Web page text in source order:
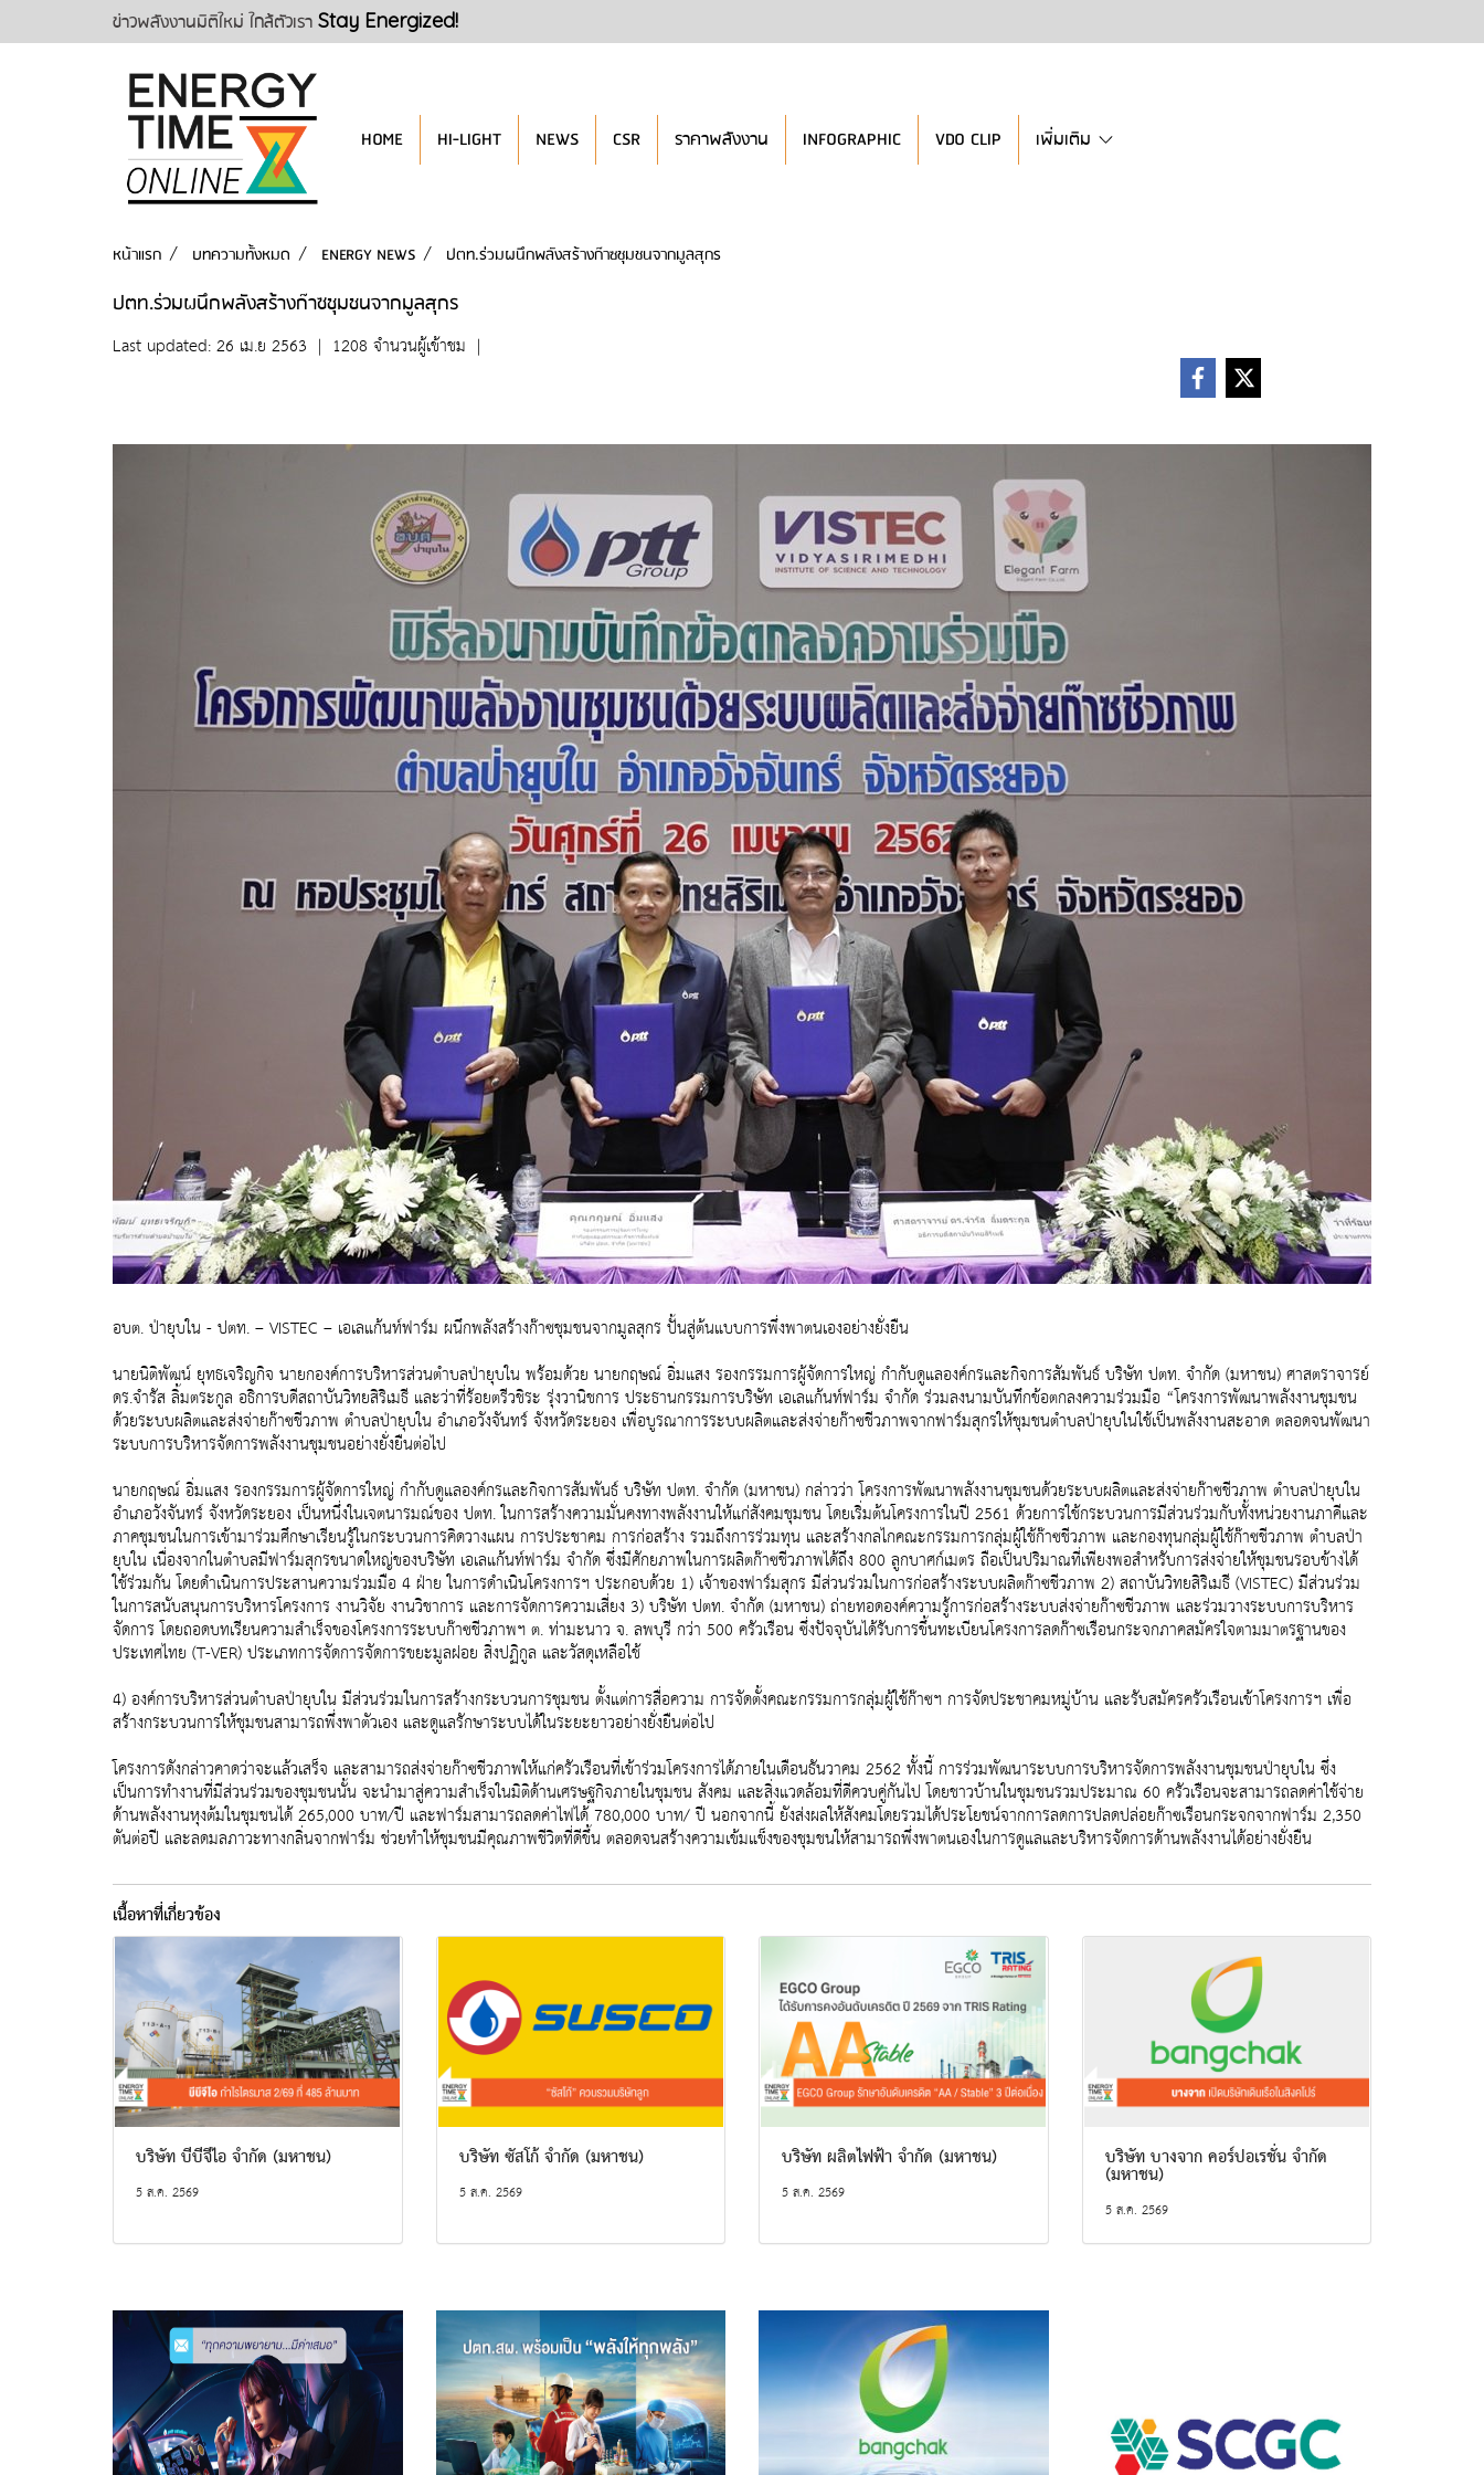
ข่าวพลังงานมิติใหม่ ใกล้ตัวเรา Stay Energized!
HOME HI-LIGHT NEWS CSR ราคาพลังงาน INFOGRAPHIC VDO CLIP เพิ่มเติม
หน้าแรก บทความทั้งหมด ENERGY NEWS ปตท.ร่วมผนึกพลังสร้างก๊าซชุมชนจากมูลสุกร
ปตท.ร่วมผนึกพลังสร้างก๊าซชุมชนจากมูลสุกร
Last updated: 26 เม.ย 2563 | 1208 จำนวนผู้เข้าชม |
อบต. ป่ายุบใน - ปตท. – VISTEC – เอเลแก้นท์ฟาร์ม ผนึกพลังสร้างก๊าซชุมชนจากมูลสุกร ปั้นสู่ต้นแบบการพึ่งพาตนเองอย่างยั่งยืน
นายนิติพัฒน์ ยุทธเจริญกิจ นายกองค์การบริหารส่วนตำบลป่ายุบใน พร้อมด้วย นายกฤษณ์ อิ่มแสง รองกรรมการผู้จัดการใหญ่ กำกับดูแลองค์กรและกิจการสัมพันธ์ บริษัท ปตท. จำกัด (มหาชน) ศาสตราจารย์
ดร.จำรัส ลิ้มตระกูล อธิการบดีสถาบันวิทยสิริเมธี และว่าที่ร้อยตรีวชิระ รุ่งวานิชการ ประธานกรรมการบริษัท เอเลแก้นท์ฟาร์ม จำกัด ร่วมลงนามบันทึกข้อตกลงความร่วมมือ “โครงการพัฒนาพลังงานชุมชน
ด้วยระบบผลิตและส่งจ่ายก๊าซชีวภาพ ตำบลป่ายุบใน อำเภอวังจันทร์ จังหวัดระยอง เพื่อบูรณาการระบบผลิตและส่งจ่ายก๊าซชีวภาพจากฟาร์มสุกรให้ชุมชนตำบลป่ายุบในใช้เป็นพลังงานสะอาด ตลอดจนพัฒนา
ระบบการบริหารจัดการพลังงานชุมชนอย่างยั่งยืนต่อไป
นายกฤษณ์ อิ่มแสง รองกรรมการผู้จัดการใหญ่ กำกับดูแลองค์กรและกิจการสัมพันธ์ บริษัท ปตท. จำกัด (มหาชน) กล่าวว่า โครงการพัฒนาพลังงานชุมชนด้วยระบบผลิตและส่งจ่ายก๊าซชีวภาพ ตำบลป่ายุบใน
อำเภอวังจันทร์ จังหวัดระยอง เป็นหนึ่งในเจตนารมณ์ของ ปตท. ในการสร้างความมั่นคงทางพลังงานให้แก่สังคมชุมชน โดยเริ่มต้นโครงการในปี 2561 ด้วยการใช้กระบวนการมีส่วนร่วมกับทั้งหน่วยงานภาคีและ
ภาคชุมชนในการเข้ามาร่วมศึกษาเรียนรู้ในกระบวนการคิดวางแผน การประชาคม การก่อสร้าง รวมถึงการร่วมทุน และสร้างกลไกคณะกรรมการกลุ่มผู้ใช้ก๊าซชีวภาพ และกองทุนกลุ่มผู้ใช้ก๊าซชีวภาพ ตำบลป่า
ยุบใน เนื่องจากในตำบลมีฟาร์มสุกรขนาดใหญ่ของบริษัท เอเลแก้นท์ฟาร์ม จำกัด ซึ่งมีศักยภาพในการผลิตก๊าซชีวภาพได้ถึง 800 ลูกบาศก์เมตร ถือเป็นปริมาณที่เพียงพอสำหรับการส่งจ่ายให้ชุมชนรอบข้างได้
ใช้ร่วมกัน โดยดำเนินการประสานความร่วมมือ 4 ฝ่าย ในการดำเนินโครงการฯ ประกอบด้วย 1) เจ้าของฟาร์มสุกร มีส่วนร่วมในการก่อสร้างระบบผลิตก๊าซชีวภาพ 2) สถาบันวิทยสิริเมธี (VISTEC) มีส่วนร่วม
ในการสนับสนุนการบริหารโครงการ งานวิจัย งานวิชาการ และการจัดการความเสี่ยง 3) บริษัท ปตท. จำกัด (มหาชน) ถ่ายทอดองค์ความรู้การก่อสร้างระบบส่งจ่ายก๊าซชีวภาพ และร่วมวางระบบการบริหาร
จัดการ โดยถอดบทเรียนความสำเร็จของโครงการระบบก๊าซชีวภาพฯ ต. ท่ามะนาว จ. ลพบุรี กว่า 500 ครัวเรือน ซึ่งปัจจุบันได้รับการขึ้นทะเบียนโครงการลดก๊าซเรือนกระจกภาคสมัครใจตามมาตรฐานของ
ประเทศไทย (T-VER) ประเภทการจัดการจัดการขยะมูลฝอย สิ่งปฏิกูล และวัสดุเหลือใช้
4) องค์การบริหารส่วนตำบลป่ายุบใน มีส่วนร่วมในการสร้างกระบวนการชุมชน ตั้งแต่การสื่อความ การจัดตั้งคณะกรรมการกลุ่มผู้ใช้ก๊าซฯ การจัดประชาคมหมู่บ้าน และรับสมัครครัวเรือนเข้าโครงการฯ เพื่อ
สร้างกระบวนการให้ชุมชนสามารถพึ่งพาตัวเอง และดูแลรักษาระบบได้ในระยะยาวอย่างยั่งยืนต่อไป
โครงการดังกล่าวคาดว่าจะแล้วเสร็จ และสามารถส่งจ่ายก๊าซชีวภาพให้แก่ครัวเรือนที่เข้าร่วมโครงการได้ภายในเดือนธันวาคม 2562 ทั้งนี้ การร่วมพัฒนาระบบการบริหารจัดการพลังงานชุมชนป่ายุบใน ซึ่ง
เป็นการทำงานที่มีส่วนร่วมของชุมชนนั้น จะนำมาสู่ความสำเร็จในมิติด้านเศรษฐกิจภายในชุมชน สังคม และสิ่งแวดล้อมที่ดีควบคู่กันไป โดยชาวบ้านในชุมชนรวมประมาณ 60 ครัวเรือนจะสามารถลดค่าใช้จ่าย
ด้านพลังงานหุงต้มในชุมชนได้ 265,000 บาท/ปี และฟาร์มสามารถลดค่าไฟได้ 780,000 บาท/ ปี นอกจากนี้ ยังส่งผลให้สังคมโดยรวมได้ประโยชน์จากการลดการปลดปล่อยก๊าซเรือนกระจกจากฟาร์ม 2,350
ตันต่อปี และลดมลภาวะทางกลิ่นจากฟาร์ม ช่วยทำให้ชุมชนมีคุณภาพชีวิตที่ดีขึ้น ตลอดจนสร้างความเข้มแข็งของชุมชนให้สามารถพึ่งพาตนเองในการดูแลและบริหารจัดการด้านพลังงานได้อย่างยั่งยืน
เนื้อหาที่เกี่ยวข้อง
บริษัท บีบีจีไอ จำกัด (มหาชน)
5 ส.ค. 2569
บริษัท ซัสโก้ จำกัด (มหาชน)
5 ส.ค. 2569
บริษัท ผลิตไฟฟ้า จำกัด (มหาชน)
5 ส.ค. 2569
บริษัท บางจาก คอร์ปอเรชั่น จำกัด
(มหาชน)
5 ส.ค. 2569